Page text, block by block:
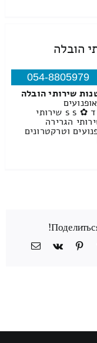
054-8805979
טרקטרונים נעים מאוד ✿ s s שירותי
הגרירה
וטרקטרונים
Tumblr
Pinterest
Vk
כתובת